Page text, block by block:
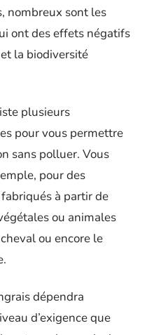
nombreux sont les
ont des effets négatifs
la biodiversité
plusieurs
pour vous permettre
sans polluer. Vous
pour des
à partir de
ou animales
ou encore le
dépendra
d’exigence que